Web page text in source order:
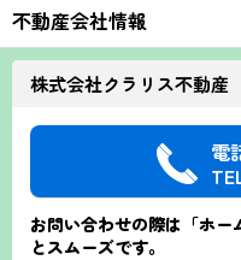
不動産会社情報
株式会社クラリス不動産
電
お問い合わせの際は「ホー
とスムーズです。